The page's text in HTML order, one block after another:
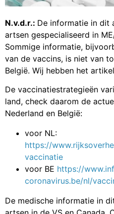
N.v.d.r.: De informatie in dit
artsen gespecialiseerd in
Sommige informatie,
van de vaccins, is niet van
België. Wij hebben het
De vaccinatiestrategieën
land, check daarom de
Nederland en België:
voor NL:
https://
vaccinatie
voor BE https://
coronavirus.be/nl/
De medische informatie in